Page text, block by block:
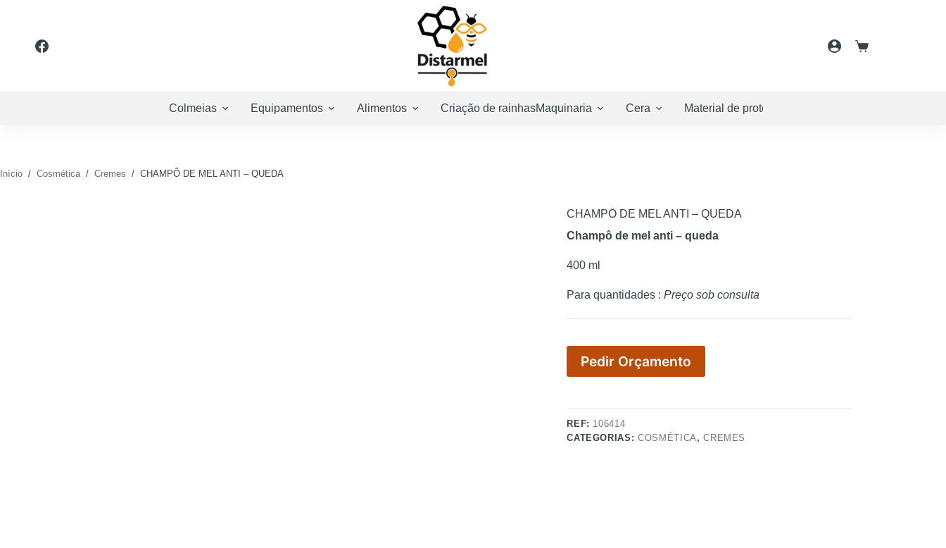
conteúdo
Carrinho
Colmeias Equipamentos Alimentos Criação de rainhasMaquinaria Cera Material de proteção
Início / Cosmética / Cremes / CHAMPÔ DE MEL ANTI – QUEDA
CHAMPÔ DE MEL ANTI – QUEDA
Champô de mel anti – queda
400 ml
Para quantidades :Preço sob consulta
Pedir Orçamento
REF: 106414
CATEGORIAS:COSMÉTICA,CREMES